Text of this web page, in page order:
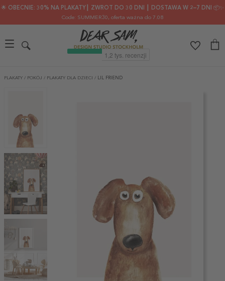
🌟 OBECNIE: 30% NA PLAKATY┃ ZWROT DO 30 DNI ┃ DOSTAWA W 2–7 DNI 📦✨
Code: SUMMER30, oferta ważna do 7.08
PLAKATY / POKÓJ / PLAKATY DLA DZIECI / LIL FRIEND